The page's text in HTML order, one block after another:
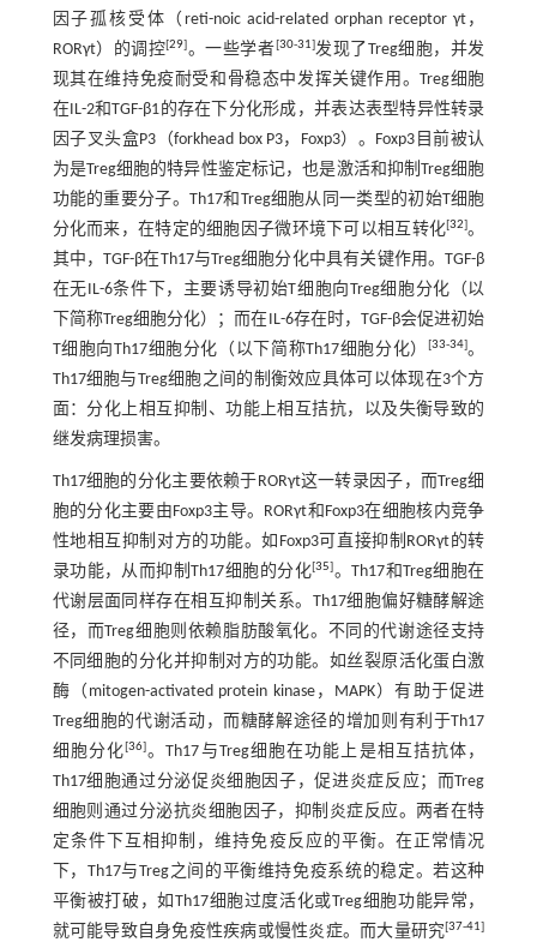
因子孤核受体（reti-noic acid-related orphan receptor γt，
RORγt）的调控[29]。一些学者[30-31]发现了Treg细胞，并发
现其在维持免疫耐受和骨稳态中发挥关键作用。Treg细胞
在IL-2和TGF-β1的存在下分化形成，并表达表型特异性转录
因子叉头盒P3（forkhead box P3，Foxp3）。Foxp3目前被认
为是Treg细胞的特异性鉴定标记，也是激活和抑制Treg细胞
功能的重要分子。Th17和Treg细胞从同一类型的初始T细胞
分化而来，在特定的细胞因子微环境下可以相互转化[32]。
其中，TGF-β在Th17与Treg细胞分化中具有关键作用。TGF-β
在无IL-6条件下，主要诱导初始T细胞向Treg细胞分化（以
下简称Treg细胞分化）；而在IL-6存在时，TGF-β会促进初始
T细胞向Th17细胞分化（以下简称Th17细胞分化）
[33-34]。
Th17细胞与Treg细胞之间的制衡效应具体可以体现在3个方
面：分化上相互抑制、功能上相互拮抗，以及失衡导致的
继发病理损害。
Th17细胞的分化主要依赖于RORγt这一转录因子，而Treg细
胞的分化主要由Foxp3主导。RORγt和Foxp3在细胞核内竞争
性地相互抑制对方的功能。如Foxp3可直接抑制RORγt的转
录功能，从而抑制Th17细胞的分化[35]。Th17和Treg细胞在
代谢层面同样存在相互抑制关系。Th17细胞偏好糖酵解途
径，而Treg细胞则依赖脂肪酸氧化。不同的代谢途径支持
不同细胞的分化并抑制对方的功能。如丝裂原活化蛋白激
酶（mitogen-activated protein kinase，MAPK）有助于促进
Treg细胞的代谢活动，而糖酵解途径的增加则有利于Th17
细胞分化[36]。Th17与Treg细胞在功能上是相互拮抗体，
Th17细胞通过分泌促炎细胞因子，促进炎症反应；而Treg
细胞则通过分泌抗炎细胞因子，抑制炎症反应。两者在特
定条件下互相抑制，维持免疫反应的平衡。在正常情况
下，Th17与Treg之间的平衡维持免疫系统的稳定。若这种
平衡被打破，如Th17细胞过度活化或Treg细胞功能异常，
就可能导致自身免疫性疾病或慢性炎症。而大量研究[37-41]